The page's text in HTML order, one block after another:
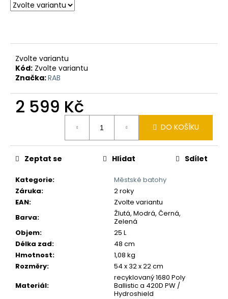
Zvolte variantu
Kód: Zvolte variantu
Značka:RAB
2 599 Kč
DO KOŠÍKU
Kategorie:
Městské batohy
Záruka:
2 roky
EAN:
Zvolte variantu
Barva:
Žlutá, Modrá, Černá,
Zelená
Objem:
25 L
Délka zad:
48 cm
Hmotnost:
1,08 kg
Rozměry:
54 x 32 x 22 cm
Materiál:
recyklovaný 1680 Poly
Ballistic a 420D PW /
Hydroshield
Zeptat se Hlídat Sdílet
o
p
o
u
u
m
e